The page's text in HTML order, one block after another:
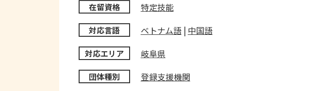
在留資格 特定技能
対応言語 ベトナム語| 中国語
対応エリア 岐阜県
団体種別 登録支援機関